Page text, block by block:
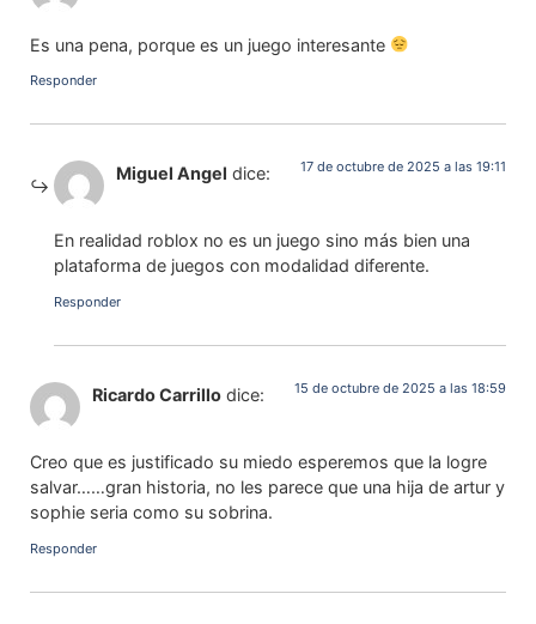
Es una pena, porque es un juego interesante
Responder
Miguel Angel dice: 17 de octubre de 2025 a las 19:11
En realidad roblox no es un juego sino más bien una
plataforma de juegos con modalidad diferente.
Responder
Ricardo Carrillo dice: 15 de octubre de 2025 a las 18:59
Creo que es justificado su miedo esperemos que la logre
salvar……gran historia, no les parece que una hija de artur y
sophie seria como su sobrina.
Responder